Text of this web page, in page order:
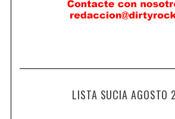
LISTA SUCIA AGOSTO